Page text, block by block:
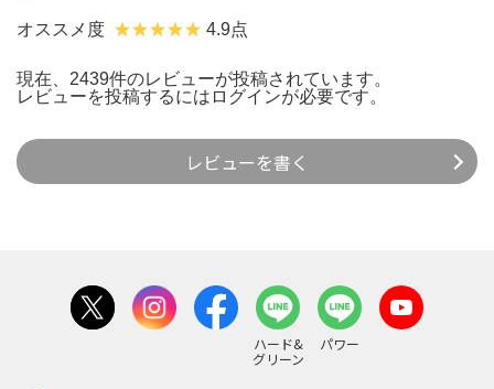
オススメ度 4.9点
現在、2439件のレビューが投稿されています。
レビューを投稿するには ログインが必要です。
レビューを書く
ハード&
グリーン
パワー